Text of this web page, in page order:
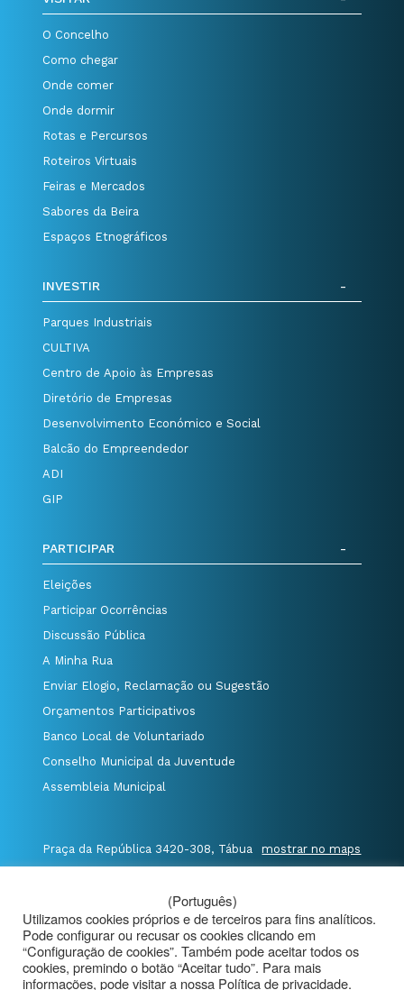
O Concelho
Como chegar
Onde comer
Onde dormir
Rotas e Percursos
Roteiros Virtuais
Feiras e Mercados
Sabores da Beira
Espaços Etnográficos
INVESTIR
Parques Industriais
CULTIVA
Centro de Apoio às Empresas
Diretório de Empresas
Desenvolvimento Económico e Social
Balcão do Empreendedor
ADI
GIP
PARTICIPAR
Eleições
Participar Ocorrências
Discussão Pública
A Minha Rua
Enviar Elogio, Reclamação ou Sugestão
Orçamentos Participativos
Banco Local de Voluntariado
Conselho Municipal da Juventude
Assembleia Municipal
Praça da República 3420-308, Tábua mostrar no maps
E. geral@cm-tabua.pt
@Município de Tábua | Mapa do Portal
|
Politica de Privacidade
|
Aviso de Privacidade - Videovigilância
(Português)
Utilizamos cookies próprios e de terceiros para fins analíticos.
Pode configurar ou recusar os cookies clicando em
“Configuração de cookies”. Também pode aceitar todos os
cookies, premindo o botão “Aceitar tudo”. Para mais
informações, pode visitar a nossa Política de privacidade.